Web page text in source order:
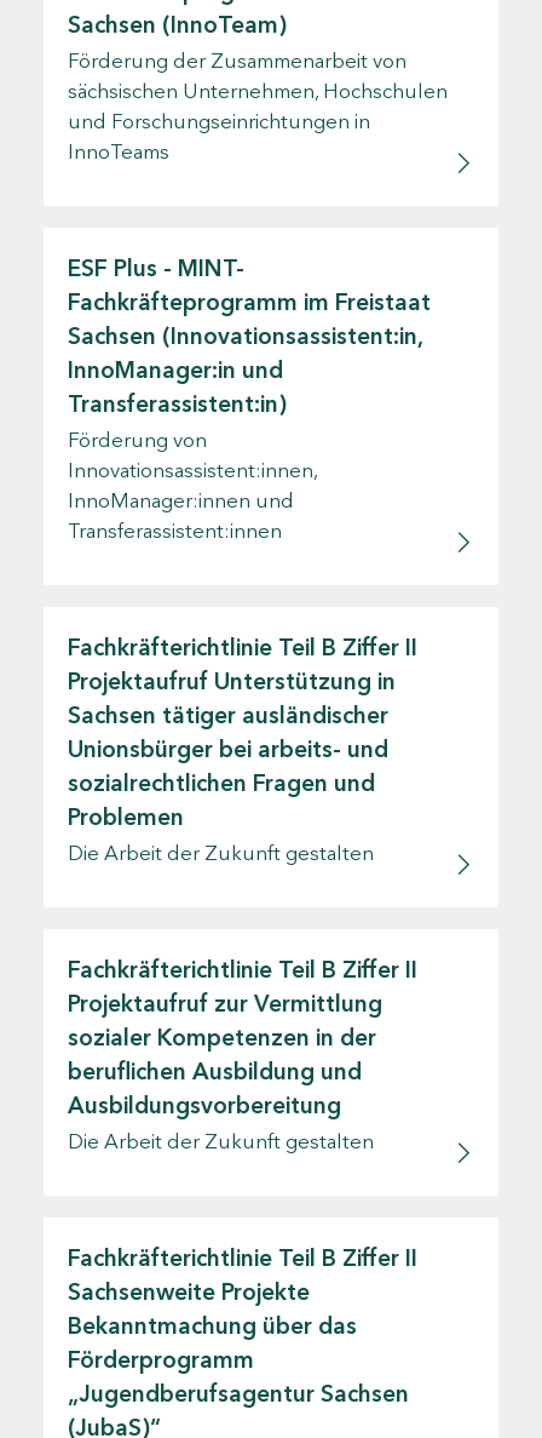
Sachsen (InnoTeam)
Förderung der Zusammenarbeit von
sächsischen Unternehmen, Hochschulen
und Forschungseinrichtungen in
InnoTeams
ESF Plus - MINT-
Fachkräfteprogramm im Freistaat
Sachsen (Innovationsassistent:in,
InnoManager:in und
Transferassistent:in)
Förderung von
Innovationsassistent:innen,
InnoManager:innen und
Transferassistent:innen
Fachkräfterichtlinie Teil B Ziffer II
Projektaufruf Unterstützung in
Sachsen tätiger ausländischer
Unionsbürger bei arbeits- und
sozialrechtlichen Fragen und
Problemen
Die Arbeit der Zukunft gestalten
Fachkräfterichtlinie Teil B Ziffer II
Projektaufruf zur Vermittlung
sozialer Kompetenzen in der
beruflichen Ausbildung und
Ausbildungsvorbereitung
Die Arbeit der Zukunft gestalten
Fachkräfterichtlinie Teil B Ziffer II
Sachsenweite Projekte
Bekanntmachung über das
Förderprogramm
„Jugendberufsagentur Sachsen
(JubaS)“